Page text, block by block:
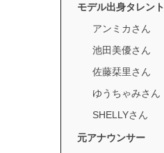
モデル出身タレント
アンミカさん
池田美優さん
佐藤栞里さん
ゆうちゃみさん
SHELLYさん
元アナウンサー